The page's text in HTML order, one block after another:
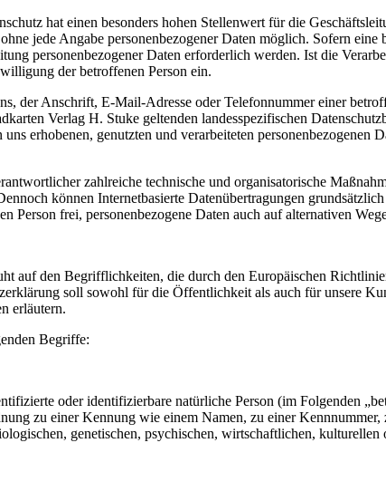
hat einen besonders hohen Stellenwert für die
jede Angabe personenbezogener Daten möglich. Sofern eine
personenbezogener Daten erforderlich werden. Ist die
der betroffenen Person ein.
der Anschrift, E-Mail-Adresse oder Telefonnummer einer
Verlag H. Stuke geltenden landesspezifischen
erhobenen, genutzten und verarbeiteten personenbezogenen
zahlreiche technische und organisatorische
können Internetbasierte Datenübertragungen
Person frei, personenbezogene Daten auch auf alternativen
auf den Begrifflichkeiten, die durch den Europäischen
soll sowohl für die Öffentlichkeit als auch für unsere
erläutern.
Begriffe:
oder identifizierbare natürliche Person (im Folgenden
zu einer Kennung wie einem Namen, zu einer
genetischen, psychischen, wirtschaftlichen,